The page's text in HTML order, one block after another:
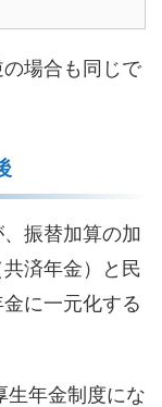
場合も同じで
振替加算の加
済年金）と民
に一元化する
生年金制度にな